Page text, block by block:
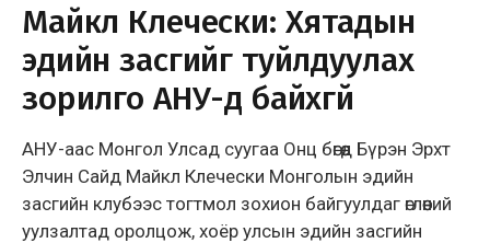
Майкл Клечески: Хятадын
эдийн засгийг туйлдуулах
зорилго АНУ-д байхгүй
АНУ-аас Монгол Улсад суугаа Онц бөгөөд Бүрэн Эрхт
Элчин Сайд Майкл Клечески Монголын эдийн
засгийн клубээс тогтмол зохион байгуулдаг өглөөний
уулзалтад оролцож, хоёр улсын эдийн засгийн